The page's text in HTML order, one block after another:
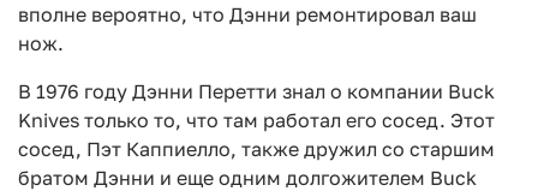
вполне вероятно, что Дэнни ремонтировал ваш
нож.
В 1976 году Дэнни Перетти знал о компании Buck
Knives только то, что там работал его сосед. Этот
сосед, Пэт Каппиелло, также дружил со старшим
братом Дэнни и еще одним долгожителем Buck